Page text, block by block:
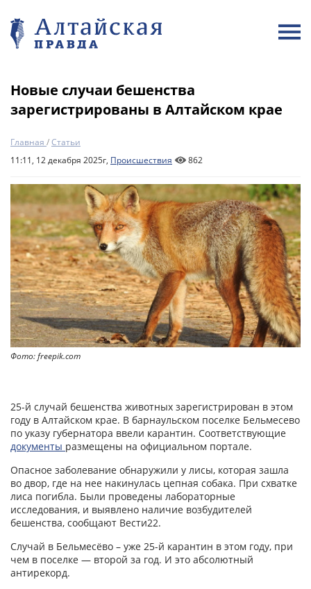
Новые случаи бешенства
зарегистрированы в Алтайском крае
Главная /Статьи
11:11, 12 декабря 2025г, Происшествия 862
Фото: freepik.com
25-й случай бешенства животных зарегистрирован в этом
году в Алтайском крае. В барнаульском поселке Бельмесево
по указу губернатора ввели карантин. Соответствующие
документы размещены на официальном портале.
Опасное заболевание обнаружили у лисы, которая зашла
во двор, где на нее накинулась цепная собака. При схватке
лиса погибла. Были проведены лабораторные
исследования, и выявлено наличие возбудителей
бешенства, сообщают Вести22.
Случай в Бельмесёво – уже 25-й карантин в этом году, при
чем в поселке — второй за год. И это абсолютный
антирекорд.